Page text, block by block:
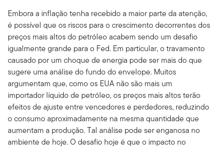
Embora a inflação tenha recebido a maior parte da atenção,
é possível que os riscos para o crescimento decorrentes dos
preços mais altos do petróleo acabem sendo um desafio
igualmente grande para o Fed. Em particular, o travamento
causado por um choque de energia pode ser mais do que
sugere uma análise do fundo do envelope. Muitos
argumentam que, como os EUA não são mais um
importador líquido de petróleo, os preços mais altos terão
efeitos de ajuste entre vencedores e perdedores, reduzindo
o consumo aproximadamente na mesma quantidade que
aumentam a produção. Tal análise pode ser enganosa no
ambiente de hoje. O desafio hoje é que o impacto no